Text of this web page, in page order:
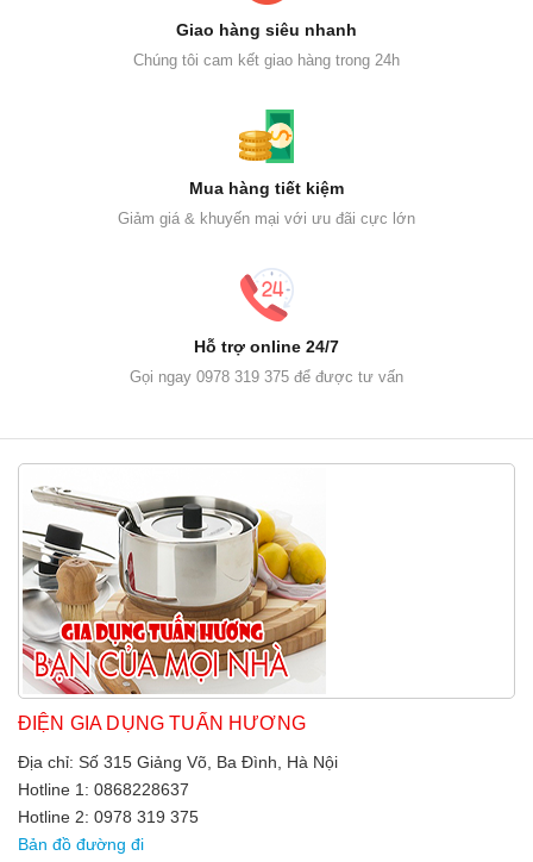
Giao hàng siêu nhanh
Chúng tôi cam kết giao hàng trong 24h
Mua hàng tiết kiệm
Giảm giá & khuyến mại với ưu đãi cực lớn
Hỗ trợ online 24/7
Gọi ngay 0978 319 375 để được tư vấn
ĐIỆN GIA DỤNG TUẤN HƯƠNG
Địa chỉ: Số 315 Giảng Võ, Ba Đình, Hà Nội
Hotline 1: 0868228637
Hotline 2: 0978 319 375
Bản đồ đường đi